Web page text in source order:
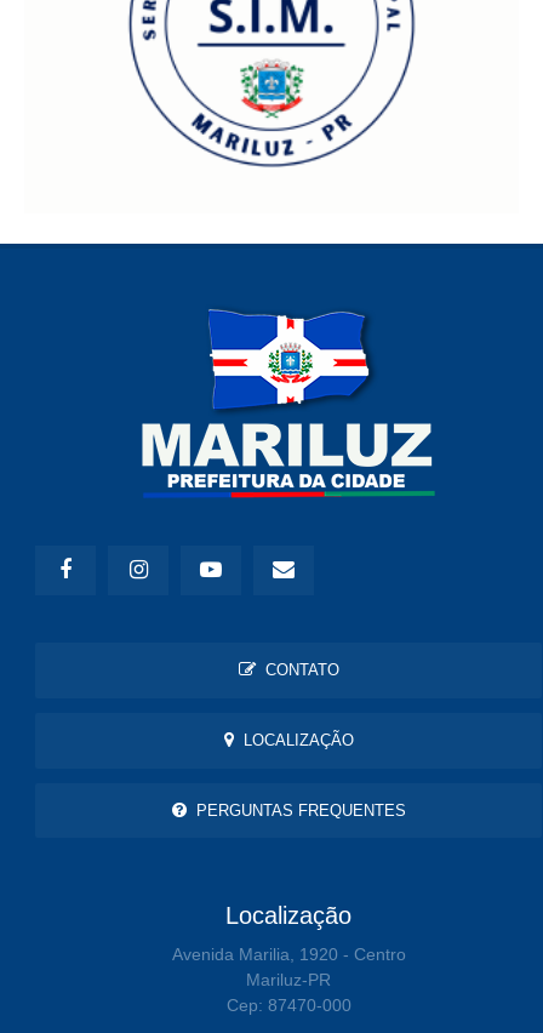
CONTATO
LOCALIZAÇÃO
PERGUNTAS FREQUENTES
Localização
Avenida Marilia, 1920 - Centro
Mariluz-PR
Cep: 87470-000